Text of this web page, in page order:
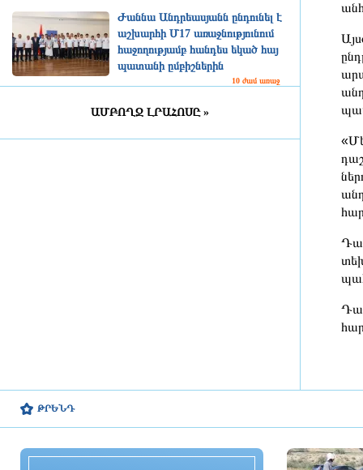
Ժաննա Անդրեասյանն ընդունել է
աշխարհի Մ17 առաջնությունում
հաջողությամբ հանդես եկած հայ
պատանի ըմբիշներին
10 ժամ առաջ
Դատախազությունն
ՀԷՑ-ում հաշվիչների գնման
ԱՄԲՈՂՋ ԼՐԱՀՈՍԸ »
ԹՐԵՆԴ